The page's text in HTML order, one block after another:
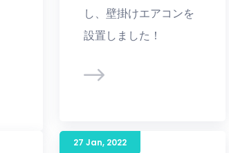
し、壁掛けエアコンを
設置しました！
27 Jan, 2022